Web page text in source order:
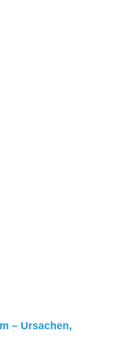
– Ursachen,